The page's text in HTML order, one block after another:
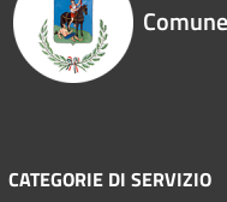
CATEGORIE DI SERVIZIO